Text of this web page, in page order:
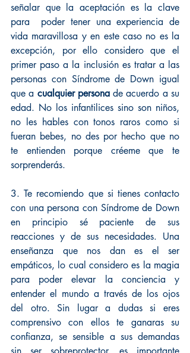
señalar que la aceptación es la clave
para  poder tener una experiencia de
vida maravillosa y en este caso no es la
excepción, por ello considero que el
primer paso a la inclusión es tratar a las
personas con Síndrome de Down igual
que a cualquier persona de acuerdo a su
edad. No los infantilices sino son niños,
no les hables con tonos raros como si
fueran bebes, no des por hecho que no
te entienden porque créeme que te
sorprenderás.
3. Te recomiendo que si tienes contacto
con una persona con Síndrome de Down
en principio sé paciente de sus
reacciones y de sus necesidades. Una
enseñanza que nos dan es el ser
empáticos, lo cual considero es la magia
para poder elevar la conciencia y
entender el mundo a través de los ojos
del otro. Sin lugar a dudas si eres
comprensivo con ellos te ganaras su
confianza, se sensible a sus demandas